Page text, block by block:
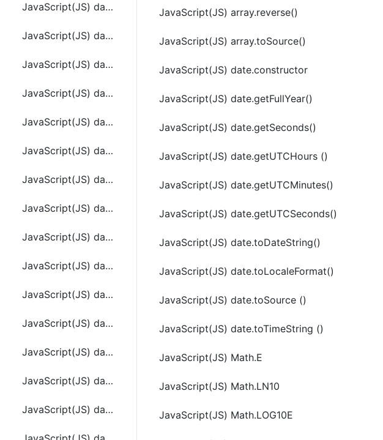
JavaScript(JS) date.setSeconds(secondsValue[, msValue])
JavaScript(JS) date.setTime(timeValue)
JavaScript(JS) date.setUTCDate(dayValue)
JavaScript(JS) date.setUTCFullYear(yearValue[, monthValue[, dayValue]])
JavaScript(JS) date.setUTCHours(hoursValue[, minutesValue[, secondsValue[, msValue]]])
JavaScript(JS) date.setUTCMilliseconds(millisecondsValue)
JavaScript(JS) date.setUTCMinutes(minutesValue[, secondsValue[, msValue]])
JavaScript(JS) date.setUTCMonth ( monthvalue )
JavaScript(JS) date.setUTCSeconds(secondsValue[, msValue])
JavaScript(JS) date.setYear(yearValue)
JavaScript(JS) date.toDateString()
JavaScript(JS) date.toGMTString()
JavaScript(JS) date.toLocaleDateString()
JavaScript(JS) date.toLocaleFormat()
JavaScript(JS) date.toLocaleTimeString ()
JavaScript(JS) array.reverse()
JavaScript(JS) array.toSource()
JavaScript(JS) date.constructor
JavaScript(JS) date.getFullYear()
JavaScript(JS) date.getSeconds()
JavaScript(JS) date.getUTCHours ()
JavaScript(JS) date.getUTCMinutes()
JavaScript(JS) date.getUTCSeconds()
JavaScript(JS) date.toDateString()
JavaScript(JS) date.toLocaleFormat()
JavaScript(JS) date.toSource ()
JavaScript(JS) date.toTimeString ()
JavaScript(JS) Math.E
JavaScript(JS) Math.LN10
JavaScript(JS) Math.LOG10E